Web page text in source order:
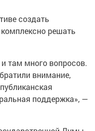
создать
решать
там много вопросов.
внимание,
поддержка», —